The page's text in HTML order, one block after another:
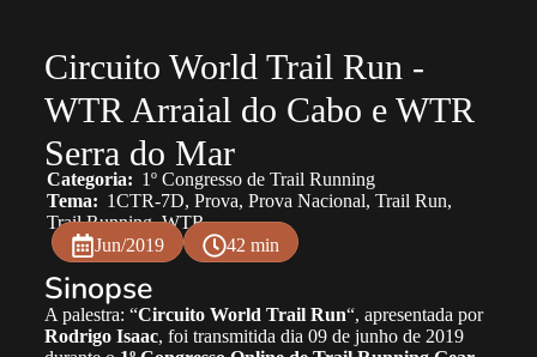
Circuito World Trail Run -
WTR Arraial do Cabo e WTR
Serra do Mar
Categoria: 1º Congresso de Trail Running
Tema: 1CTR-7D, Prova, Prova Nacional, Trail Run,
Trail Running,WTR
Jun/2019
42 min
Sinopse
A palestra: “Circuito World Trail Run“, apresentada por
Rodrigo Isaac, foi transmitida dia 09 de junho de 2019